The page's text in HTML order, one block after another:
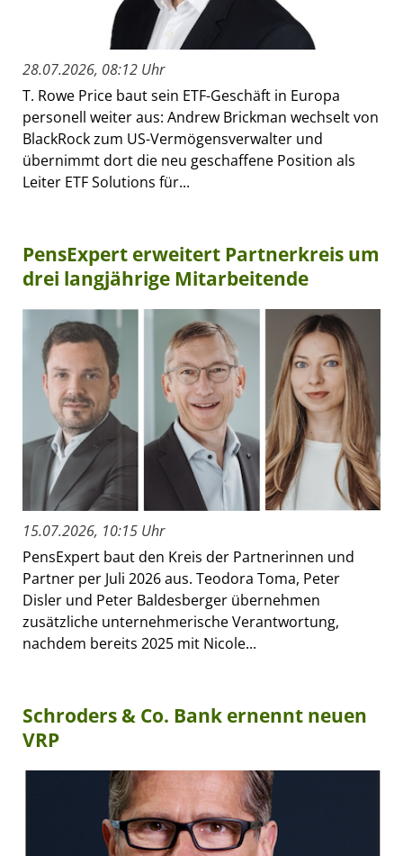
28.07.2026, 08:12 Uhr
T. Rowe Price baut sein ETF-Geschäft in Europa
personell weiter aus: Andrew Brickman wechselt von
BlackRock zum US-Vermögensverwalter und
übernimmt dort die neu geschaffene Position als
Leiter ETF Solutions für...
PensExpert erweitert Partnerkreis um
drei langjährige Mitarbeitende
15.07.2026, 10:15 Uhr
PensExpert baut den Kreis der Partnerinnen und
Partner per Juli 2026 aus. Teodora Toma, Peter
Disler und Peter Baldesberger übernehmen
zusätzliche unternehmerische Verantwortung,
nachdem bereits 2025 mit Nicole...
Schroders & Co. Bank ernennt neuen
VRP